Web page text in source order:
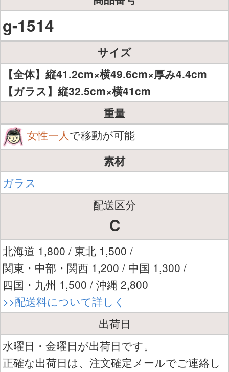
g-1514
サイズ
【全体】縦41.2cm×横49.6cm×厚み4.4cm
【ガラス】縦32.5cm×横41cm
重量
女性一人で移動が可能
素材
ガラス
配送区分
C
北海道 1,800 / 東北 1,500 /
関東・中部・関西 1,200 / 中国 1,300 /
四国・九州 1,500 / 沖縄 2,800
>>配送料について詳しく
出荷日
水曜日・金曜日が出荷日です。
正確な出荷日は、注文確定メールでご連絡し